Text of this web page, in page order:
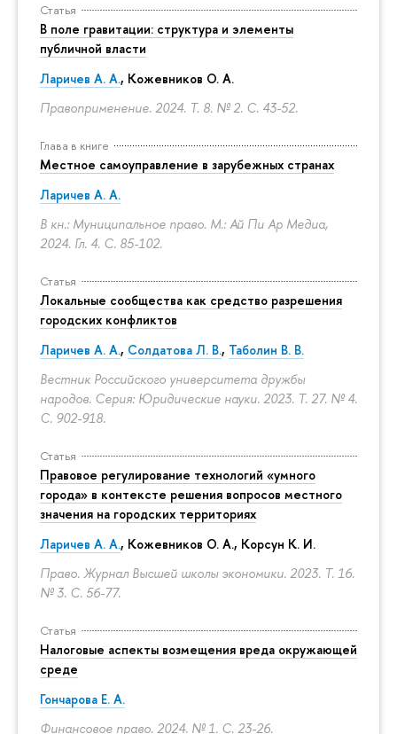
Статья
В поле гравитации: структура и элементы
публичной власти
Ларичев А. А., Кожевников О. А.
Правоприменение. 2024. Т. 8. № 2. С. 43-52.
Глава в книге
Местное самоуправление в зарубежных странах
Ларичев А. А.
В кн.: Муниципальное право. М.: Ай Пи Ар Медиа,
2024. Гл. 4. С. 85-102.
Статья
Локальные сообщества как средство разрешения
городских конфликтов
Ларичев А. А., Солдатова Л. В., Таболин В. В.
Вестник Российского университета дружбы
народов. Серия: Юридические науки. 2023. Т. 27. № 4.
С. 902-918.
Статья
Правовое регулирование технологий «умного
города» в контексте решения вопросов местного
значения на городских территориях
Ларичев А. А., Кожевников О. А., Корсун К. И.
Право. Журнал Высшей школы экономики. 2023. Т. 16.
№ 3. С. 56-77.
Статья
Налоговые аспекты возмещения вреда окружающей
среде
Гончарова Е. А.
Финансовое право. 2024. № 1. С. 23-26.